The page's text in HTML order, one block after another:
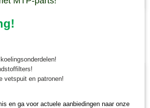
TL/TU/TX
vetspuit en patronen!
en ga voor actuele aanbiedingen naar onze